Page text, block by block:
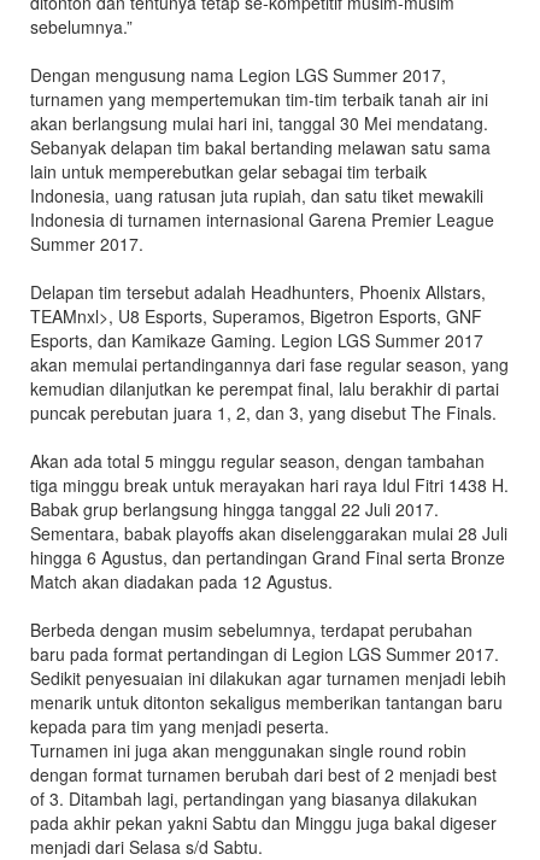
sebelumnya.”
Dengan mengusung nama Legion LGS Summer 2017,
turnamen yang mempertemukan tim-tim terbaik tanah air ini
akan berlangsung mulai hari ini, tanggal 30 Mei mendatang.
Sebanyak delapan tim bakal bertanding melawan satu sama
lain untuk memperebutkan gelar sebagai tim terbaik
Indonesia, uang ratusan juta rupiah, dan satu tiket mewakili
Indonesia di turnamen internasional Garena Premier League
Summer 2017.
Delapan tim tersebut adalah Headhunters, Phoenix Allstars,
TEAMnxl>, U8 Esports, Superamos, Bigetron Esports, GNF
Esports, dan Kamikaze Gaming. Legion LGS Summer 2017
akan memulai pertandingannya dari fase regular season, yang
kemudian dilanjutkan ke perempat final, lalu berakhir di partai
puncak perebutan juara 1, 2, dan 3, yang disebut The Finals.
Akan ada total 5 minggu regular season, dengan tambahan
tiga minggu break untuk merayakan hari raya Idul Fitri 1438 H.
Babak grup berlangsung hingga tanggal 22 Juli 2017.
Sementara, babak playoffs akan diselenggarakan mulai 28 Juli
hingga 6 Agustus, dan pertandingan Grand Final serta Bronze
Match akan diadakan pada 12 Agustus.
Berbeda dengan musim sebelumnya, terdapat perubahan
baru pada format pertandingan di Legion LGS Summer 2017.
Sedikit penyesuaian ini dilakukan agar turnamen menjadi lebih
menarik untuk ditonton sekaligus memberikan tantangan baru
kepada para tim yang menjadi peserta.
Turnamen ini juga akan menggunakan single round robin
dengan format turnamen berubah dari best of 2 menjadi best
of 3. Ditambah lagi, pertandingan yang biasanya dilakukan
pada akhir pekan yakni Sabtu dan Minggu juga bakal digeser
menjadi dari Selasa s/d Sabtu.